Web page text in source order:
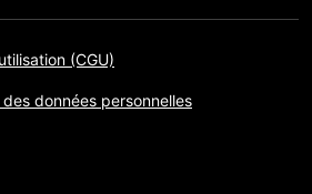
(CGU)
données personnelles